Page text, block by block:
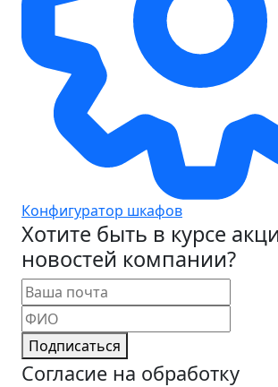
Конфигуратор шкафов
Хотите быть в курсе
новостей компании?
Подписаться
Согласие на обработку